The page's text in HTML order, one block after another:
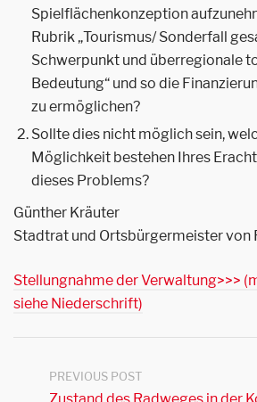
Spielflächenkonzeption
Rubrik „Tourismus/ Sonderfall
Schwerpunkt und überregionale
Bedeutung“ und so die
zu ermöglichen?
Sollte dies nicht möglich sein,
Möglichkeit bestehen Ihres
dieses Problems?
Günther Kräuter
Stadtrat und Ortsbürgermeister von
Stellungnahme der Verwaltung>>>
siehe Niederschrift)
PREVIOUS POST